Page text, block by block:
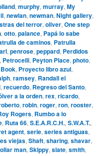
,murphy,murray,My
,newlan,newman,Night gallery,
del terror,oliver,One step
,otto,palance, Papá lo sabe
de caminos, Patrulla
,penrose,peppard, Perdidos
, Petrocelli, Peyton Place,photo,
, Proyecto libro azul,
,ramsey, Randall el
,recuerdo, Regreso del Santo,
a la orden,rex,ricardo,
,robin,roger,ron,rooster,
Rogers, Rumbo a lo
, Ruta 66,S.E.A.R.C.H.,S.W.A.T.,
agent,serie,series antiguas,
viejas,Shaft,sharing,shavar,
man,Skippy,slate,smith,